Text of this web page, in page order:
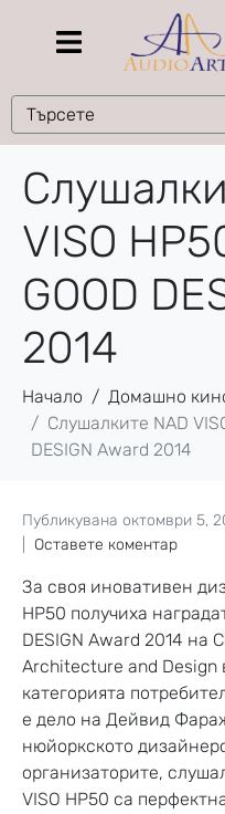
VISO
GOOD
2014
Начало
Домашно
Слушалките NAD
DESIGN Award 2014
Публикувана октомври 5,
Оставете коментар
За своя иновативен
НР50 получиха
DESIGN Award 2014 на
Architecture and Design
категорията
е дело на Дейвид
нюйоркското
организаторите,
VISO НР50 са